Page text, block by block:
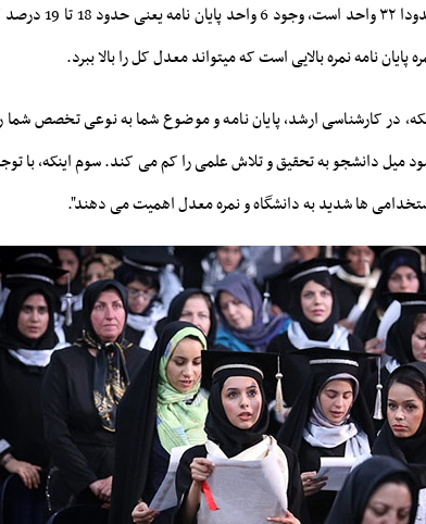
کارشناسی ارشد زیاد نیست و
پایان نامه نمره بالایی است که میتواند معدل کل را بالا ببرد.
در کارشناسی ارشد، پایان نامه و موضوع شما به نوعی تخصص شما
میل دانشجو به تحقیق و تلاش علمی را کم می کند. سوم اینکه، با
ها شدید به دانشگاه و نمره معدل اهمیت می دهند".